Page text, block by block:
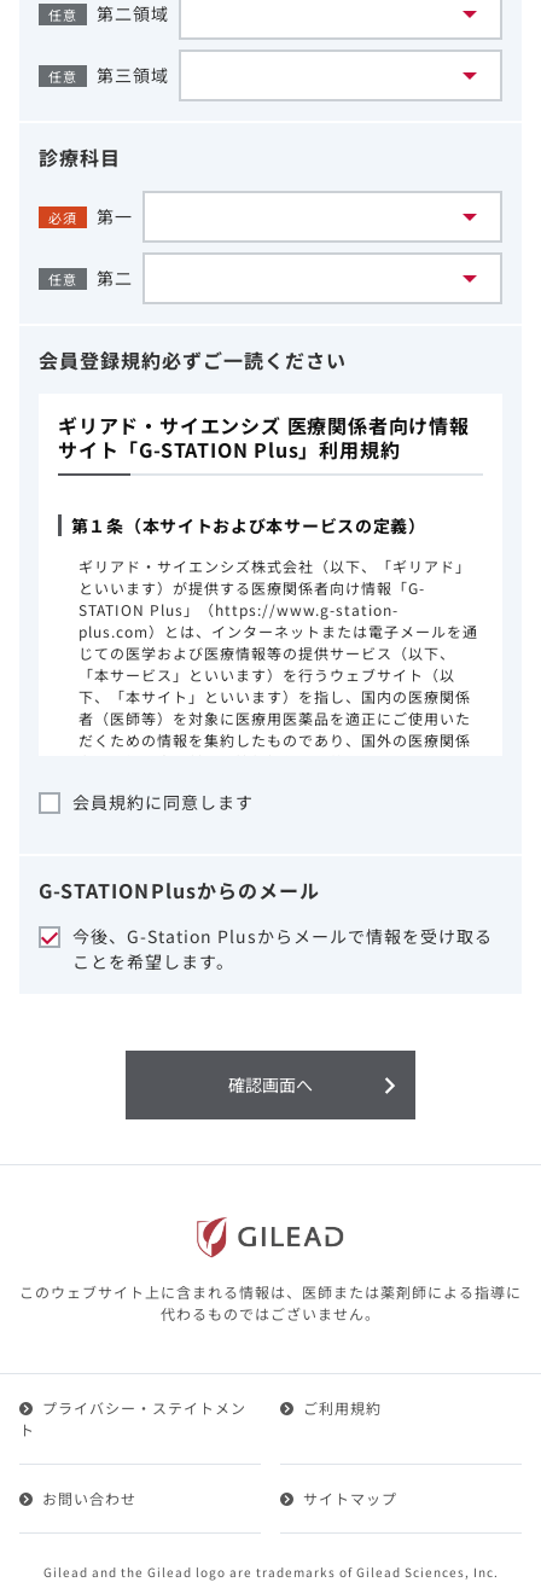
任意 第二領域
任意 第三領域
診療科目
必須 第一
任意 第二
会員登録規約必ずご一読ください
ギリアド・サイエンシズ 医療関係者向け情報
サイト「G-STATION Plus」利用規約
第１条（本サイトおよび本サービスの定義）
ギリアド・サイエンシズ株式会社（以下、「ギリアド」
といいます）が提供する医療関係者向け情報「G-
STATION Plus」（https://www.g-station-
plus.com）とは、インターネットまたは電子メールを通
じての医学および医療情報等の提供サービス（以下、
「本サービス」といいます）を行うウェブサイト（以
下、「本サイト」といいます）を指し、国内の医療関係
者（医師等）を対象に医療用医薬品を適正にご使用いた
だくための情報を集約したものであり、国外の医療関係
事項をご熟読いただき、同意された場合のみご利用くだ
ギリアドは、本サイトのコンテンツについて
細心の注意を払い、正確かつ最新の情報を提
供するように努力をしておりますが、正確
性、確実性、妥当性、有用性、ご利用になら
利用することまたは利用できなかったことよ
り生じる損害については一切の責任を負いか
含む）の情報は、その製品またはその製品の
本サイト内の情報は、医師その他医療関係者
が行なうべきアドバイスやサービスを提供す
るものではありません。本サイトに表示され
ている情報は、決して、医師その他医療関係
1.会員とは、医療関係者の方で、本サービスの利用規約
ービスに登録を申し込みギリアドがこれを承認した方を
いいます。
けることができます。
会員規約に同意します
G-STATIONPlusからのメール
今後、G-Station Plusからメールで情報を受け取る
ことを希望します。
確認画面へ
このウェブサイト上に含まれる情報は、医師または薬剤師による指導に
代わるものではございません。
Gilead and the Gilead logo are trademarks of Gilead Sciences, Inc.
プライバシー・ステイトメン
ト
ご利用規約
お問い合わせ サイトマップ